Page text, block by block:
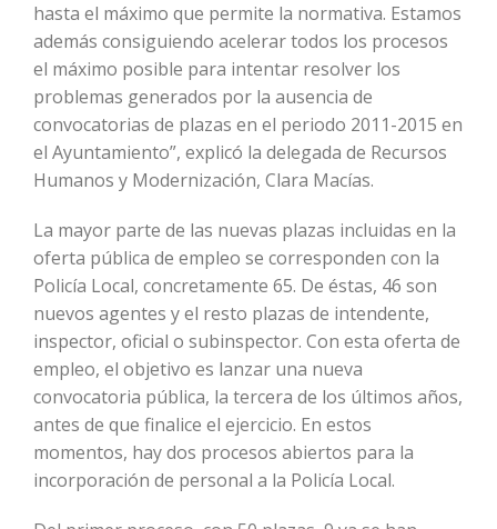
hasta el máximo que permite la normativa. Estamos
además consiguiendo acelerar todos los procesos
el máximo posible para intentar resolver los
problemas generados por la ausencia de
convocatorias de plazas en el periodo 2011-2015 en
el Ayuntamiento”, explicó la delegada de Recursos
Humanos y Modernización, Clara Macías.
La mayor parte de las nuevas plazas incluidas en la
oferta pública de empleo se corresponden con la
Policía Local, concretamente 65. De éstas, 46 son
nuevos agentes y el resto plazas de intendente,
inspector, oficial o subinspector. Con esta oferta de
empleo, el objetivo es lanzar una nueva
convocatoria pública, la tercera de los últimos años,
antes de que finalice el ejercicio. En estos
momentos, hay dos procesos abiertos para la
incorporación de personal a la Policía Local.